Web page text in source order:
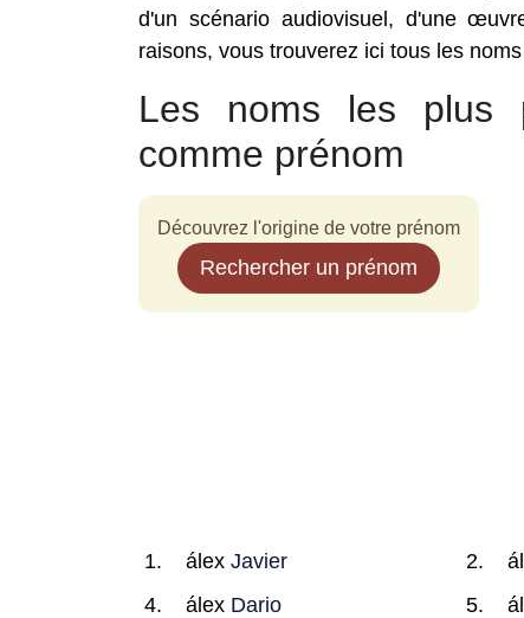
d'un scénario audiovisuel, d'une
raisons, vous trouverez ici tous les
Les noms les plus
comme prénom
Découvrez l'origine de votre prénom
Rechercher un prénom
álex Javier
álex Dario